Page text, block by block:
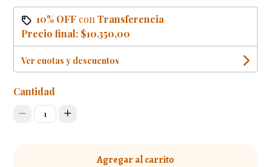
10% OFF conTransferencia
Precio final: $10.350,00
Ver cuotas y descuentos
Cantidad
1
Agregar al carrito